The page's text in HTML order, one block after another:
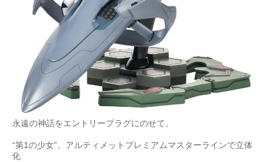
永遠の神話をエントリープラグにのせて。
“第1の少女”、アルティメットプレミアムマスターラインで立体
化